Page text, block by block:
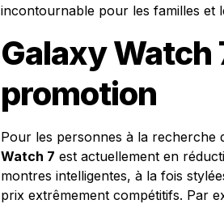
incontournable pour les familles et
Galaxy Watch
promotion
Pour les personnes à la recherche
Watch 7 est actuellement en
montres intelligentes, à la fois
prix extrêmement compétitifs. Par